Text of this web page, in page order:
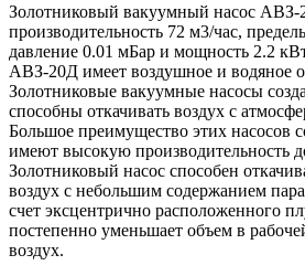
Золотниковый вакуумный насос АВЗ-
производительность 72 м3/час,
давление 0.01 мБар и мощность 2.2
АВЗ-20Д имеет воздушное и водяное
Золотниковые вакуумные насосы
способны откачивать воздух с
Большое преимущество этих насосов
имеют высокую производительность
Золотниковый насос способен
воздух с небольшим содержанием
счет эксцентрично расположенного
постепенно уменьшает объем в
воздух.